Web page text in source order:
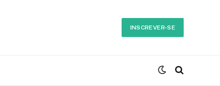
INSCREVER-SE